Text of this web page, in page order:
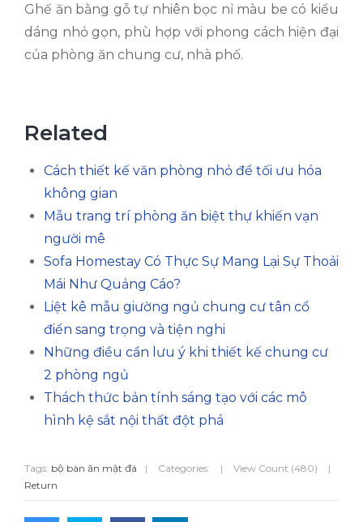
Ghế ăn bằng gỗ tự nhiên bọc nỉ màu be có kiểu
dáng nhỏ gọn, phù hợp với phong cách hiện đại
của phòng ăn chung cư, nhà phố.
Related
Cách thiết kế văn phòng nhỏ để tối ưu hóa
không gian
Mẫu trang trí phòng ăn biệt thự khiến vạn
người mê
Sofa Homestay Có Thực Sự Mang Lại Sự Thoải
Mái Như Quảng Cáo?
Liệt kê mẫu giường ngủ chung cư tân cổ
điển sang trọng và tiện nghi
Những điều cần lưu ý khi thiết kế chung cư
2 phòng ngủ
Thách thức bản tính sáng tạo với các mô
hình kệ sắt nội thất đột phá
Tags: bộ bàn ăn mặt đá | Categories: | View Count (480)
|
Return